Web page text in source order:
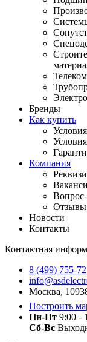
Бренды
Как купить
Компания
Отзывы
Новости
Контакты
Контактная
8 (499) 755-
Москва,
Построить
Пн-Пт 9:00 -
Сб-Вс